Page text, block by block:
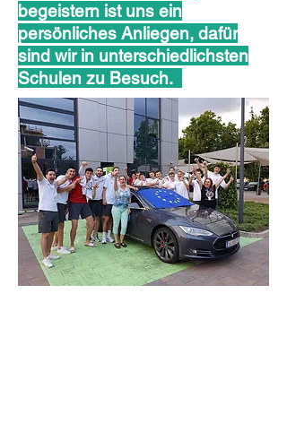
begeistern ist uns ein
persönliches Anliegen, dafür
sind wir in unterschiedlichsten
Schulen zu Besuch.